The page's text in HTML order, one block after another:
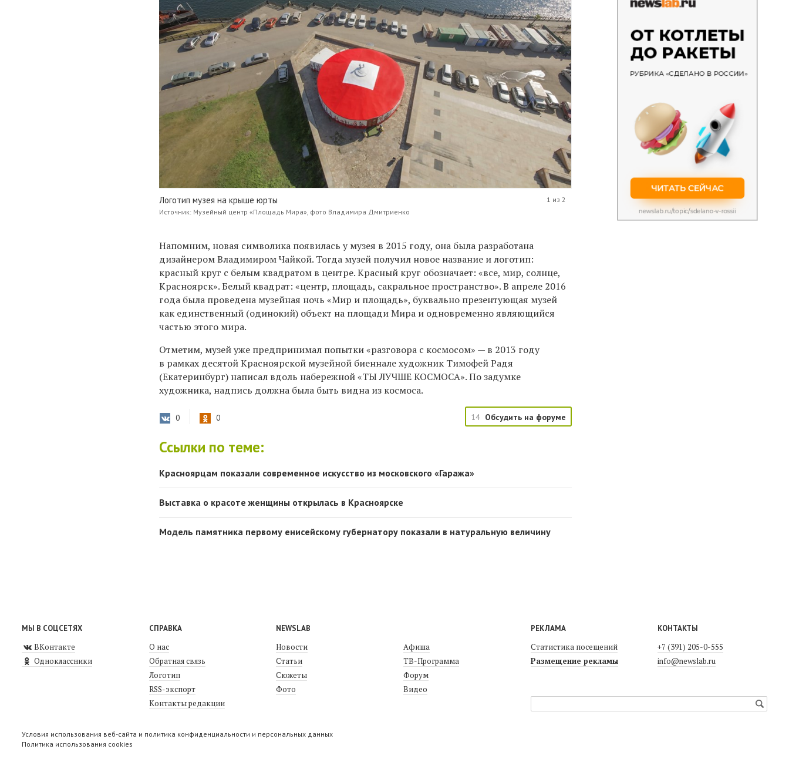
Логотип музея на крыше юрты
Источник: Музейный центр «Площадь Мира», фото Владимира Дмитриенко
1 из 2
Напомним, новая символика появилась у музея в 2015 году, она была разработана
дизайнером Владимиром Чайкой. Тогда музей получил новое название и логотип:
красный круг с белым квадратом в центре. Красный круг обозначает: «все, мир, солнце,
Красноярск». Белый квадрат: «центр, площадь, сакральное пространство». В апреле 2016
года была проведена музейная ночь «Мир и площадь», буквально презентующая музей
как единственный (одинокий) объект на площади Мира и одновременно являющийся
частью этого мира.
Отметим, музей уже предпринимал попытки «разговора с космосом» — в 2013 году
в рамках десятой Красноярской музейной биеннале художник Тимофей Радя
(Екатеринбург) написал вдоль набережной «ТЫ ЛУЧШЕ КОСМОСА». По задумке
художника, надпись должна была быть видна из космоса.
0 0 14 Обсудить на форуме
Ссылки по теме:
Красноярцам показали современное искусство из московского «Гаража»
Выставка о красоте женщины открылась в Красноярске
Модель памятника первому енисейскому губернатору показали в натуральную величину
МЫ В СОЦСЕТЯХ
ВКонтакте
Одноклассники
СПРАВКА
О нас
Обратная связь
Логотип
RSS-экспорт
Контакты редакции
NEWSLAB
Новости
Статьи
Сюжеты
Фото
Афиша
ТВ-Программа
Форум
Видео
РЕКЛАМА
Статистика посещений
Размещение рекламы
КОНТАКТЫ
+7 (391) 205-0-555
info@newslab.ru
Условия использования веб-сайта и политика конфиденциальности и персональных данных
Политика использования cookies